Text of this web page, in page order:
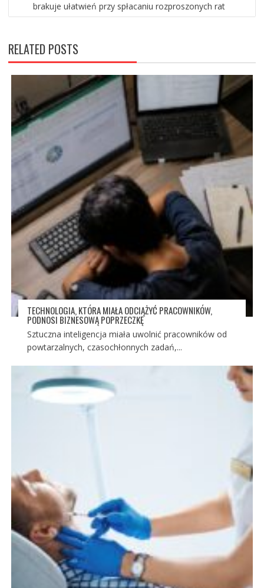
brakuje ułatwień przy spłacaniu rozproszonych rat
RELATED POSTS
TECHNOLOGIA, KTÓRA MIAŁA ODCIĄŻYĆ PRACOWNIKÓW,
PODNOSI BIZNESOWĄ POPRZECZKĘ
Sztuczna inteligencja miała uwolnić pracowników od
powtarzalnych, czasochłonnych zadań,...